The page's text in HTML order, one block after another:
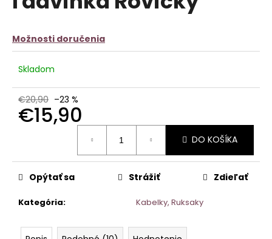
Možnosti doručenia
Skladom
€20,90 –23 %
€15,90
DO KOŠÍKA
Kategória: Kabelky, Ruksaky
Opýtať sa Strážiť Zdieľať
e
SATÉNOVÝ
PYŽAMOVÝ
TROJKOMPLET
ČIERNY
€22,90